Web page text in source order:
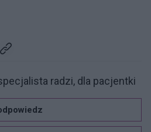
radzi, dla pacjentki